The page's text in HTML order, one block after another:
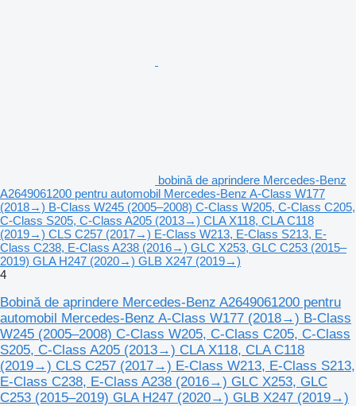
bobină de aprindere Mercedes-Benz
A2649061200 pentru automobil Mercedes-Benz A-Class W177
(2018→) B-Class W245 (2005–2008) C-Class W205, C-Class C205,
C-Class S205, C-Class A205 (2013→) CLA X118, CLA C118
(2019→) CLS C257 (2017→) E-Class W213, E-Class S213, E-
Class C238, E-Class A238 (2016→) GLC X253, GLC C253 (2015–
2019) GLA H247 (2020→) GLB X247 (2019→)
4
Bobină de aprindere Mercedes-Benz A2649061200 pentru
automobil Mercedes-Benz A-Class W177 (2018→) B-Class
W245 (2005–2008) C-Class W205, C-Class C205, C-Class
S205, C-Class A205 (2013→) CLA X118, CLA C118
(2019→) CLS C257 (2017→) E-Class W213, E-Class S213,
E-Class C238, E-Class A238 (2016→) GLC X253, GLC
C253 (2015–2019) GLA H247 (2020→) GLB X247 (2019→)